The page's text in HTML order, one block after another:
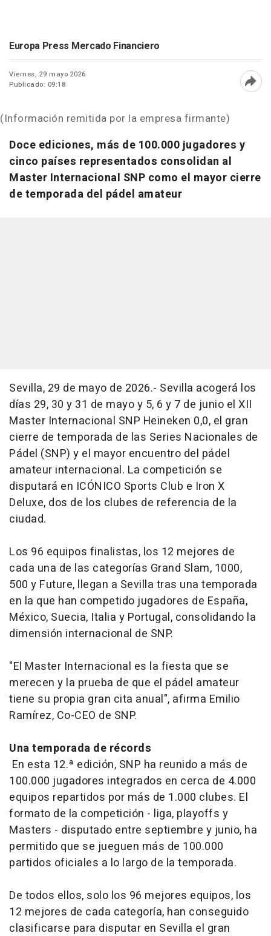
Europa Press Mercado Financiero
Viernes, 29 mayo 2026
Publicado: 09:18
(Información remitida por la empresa firmante)
Doce ediciones, más de 100.000 jugadores y
cinco países representados consolidan al
Master Internacional SNP como el mayor cierre
de temporada del pádel amateur
Sevilla, 29 de mayo de 2026.- Sevilla acogerá los
días 29, 30 y 31 de mayo y 5, 6 y 7 de junio el XII
Master Internacional SNP Heineken 0,0, el gran
cierre de temporada de las Series Nacionales de
Pádel (SNP) y el mayor encuentro del pádel
amateur internacional. La competición se
disputará en ICÓNICO Sports Club e Iron X
Deluxe, dos de los clubes de referencia de la
ciudad.
Los 96 equipos finalistas, los 12 mejores de
cada una de las categorías Grand Slam, 1000,
500 y Future, llegan a Sevilla tras una temporada
en la que han competido jugadores de España,
México, Suecia, Italia y Portugal, consolidando la
dimensión internacional de SNP.
"El Master Internacional es la fiesta que se
merecen y la prueba de que el pádel amateur
tiene su propia gran cita anual", afirma Emilio
Ramírez, Co-CEO de SNP.
Una temporada de récords
En esta 12.ª edición, SNP ha reunido a más de
100.000 jugadores integrados en cerca de 4.000
equipos repartidos por más de 1.000 clubes. El
formato de la competición - liga, playoffs y
Masters - disputado entre septiembre y junio, ha
permitido que se jueguen más de 100.000
partidos oficiales a lo largo de la temporada.
De todos ellos, solo los 96 mejores equipos, los
12 mejores de cada categoría, han conseguido
clasificarse para disputar en Sevilla el gran